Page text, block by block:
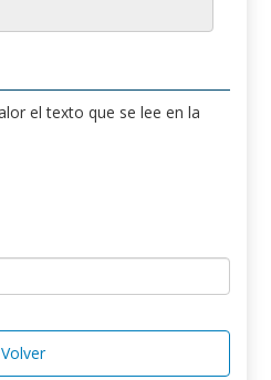
el texto que se lee en la
Volver